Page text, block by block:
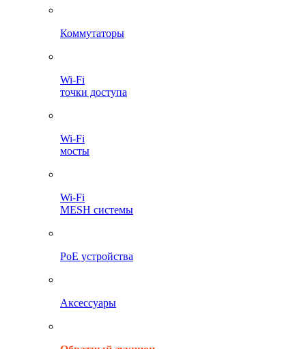
Коммутаторы
Wi-Fi
точки доступа
Wi-Fi
мосты
Wi-Fi
MESH системы
PoE устройства
Аксессуары